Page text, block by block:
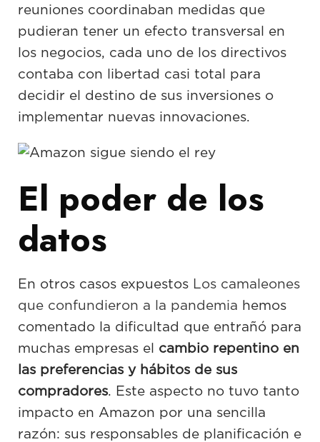
reuniones coordinaban medidas que
pudieran tener un efecto transversal en
los negocios, cada uno de los directivos
contaba con libertad casi total para
decidir el destino de sus inversiones o
implementar nuevas innovaciones.
El poder de los
datos
En otros casos expuestos Los camaleones
que confundieron a la pandemia hemos
comentado la dificultad que entrañó para
muchas empresas el cambio repentino en
las preferencias y hábitos de sus
compradores. Este aspecto no tuvo tanto
impacto en Amazon por una sencilla
razón: sus responsables de planificación e